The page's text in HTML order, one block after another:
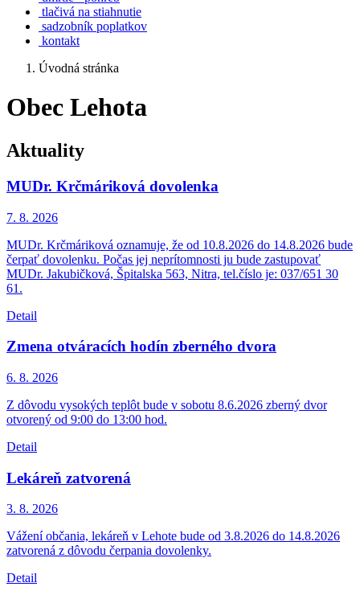
tlačivá na stiahnutie
sadzobník poplatkov
kontakt
Úvodná stránka
Obec Lehota
Aktuality
MUDr. Krčmáriková dovolenka
7. 8. 2026
MUDr. Krčmáriková oznamuje, že od 10.8.2026 do 14.8.2026 bude
čerpať dovolenku. Počas jej neprítomnosti ju bude zastupovať
MUDr. Jakubičková, Špitalska 563, Nitra, tel.číslo je: 037/651 30
61.
Detail
Zmena otváracích hodín zberného dvora
6. 8. 2026
Z dôvodu vysokých teplôt bude v sobotu 8.6.2026 zberný dvor
otvorený od 9:00 do 13:00 hod.
Detail
Lekáreň zatvorená
3. 8. 2026
Vážení občania, lekáreň v Lehote bude od 3.8.2026 do 14.8.2026
zatvorená z dôvodu čerpania dovolenky.
Detail